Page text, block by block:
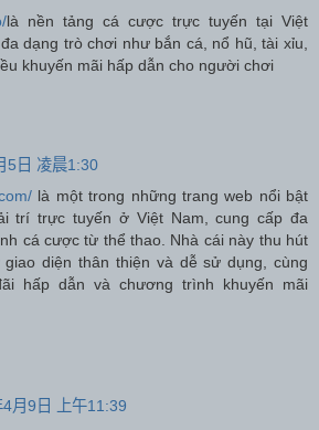
là nền tảng cá cược trực tuyến tại Việt
dạng trò chơi như bắn cá, nổ hũ, tài xỉu,
khuyến mãi hấp dẫn cho người chơi
5日 凌晨1:30
là một trong những trang web nổi bật
trí trực tuyến ở Việt Nam, cung cấp đa
cá cược từ thể thao. Nhà cái này thu hút
diện thân thiện và dễ sử dụng, cùng
hấp dẫn và chương trình khuyến mãi
月9日 上午11:39